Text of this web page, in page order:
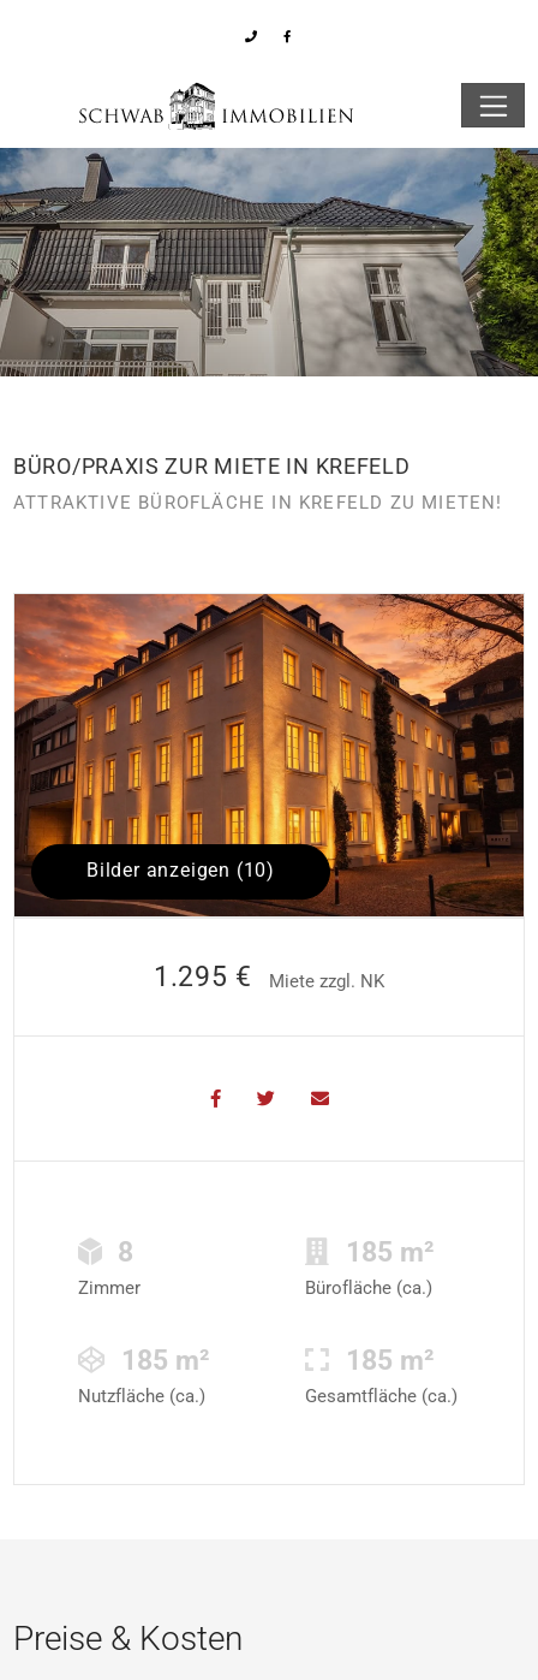
BÜRO/PRAXIS ZUR MIETE IN KREFELD
ATTRAKTIVE BÜROFLÄCHE IN KREFELD ZU MIETEN!
Bilder anzeigen (10)
1.295 € Miete zzgl. NK
8
Zimmer
185 m²
Bürofläche (ca.)
185 m²
Nutzfläche (ca.)
185 m²
Gesamtfläche (ca.)
Preise & Kosten